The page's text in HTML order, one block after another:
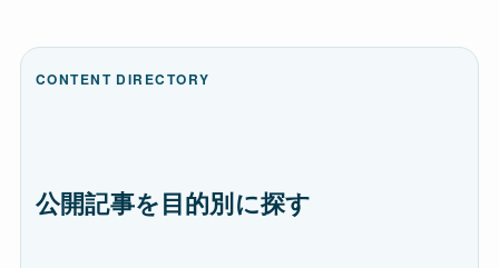
CONTENT DIRECTORY
公開記事を目的別に探す